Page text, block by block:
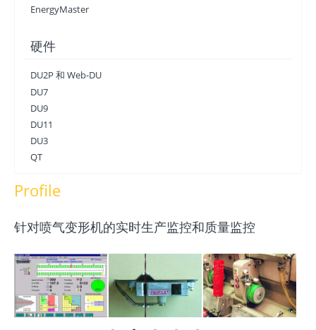
EnergyMaster
硬件
DU2P 和 Web-DU
DU7
DU9
DU11
DU3
QT
Profile
针对喷气变形机的实时生产监控和质量监控